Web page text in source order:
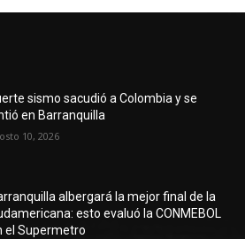
sismo sacudió a Colombia y se
en Barranquilla
10, 2026
albergará la mejor final de la
esto evaluó la CONMEBOL
el Supermetro